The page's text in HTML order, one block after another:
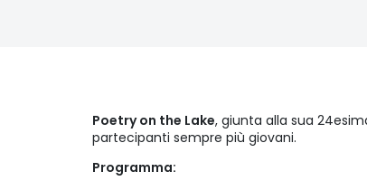
Poetry on the Lake, giunta alla sua
partecipanti sempre più giovani.
Programma: